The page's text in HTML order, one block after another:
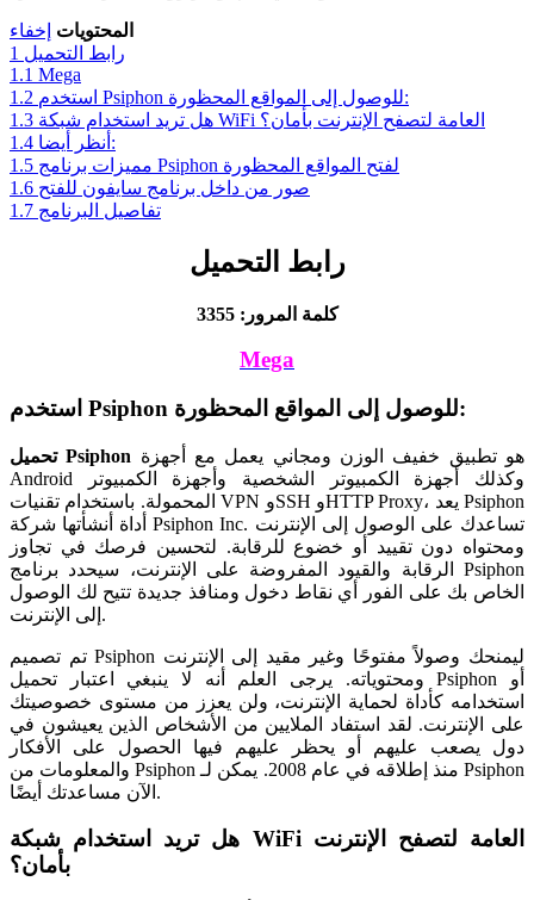
المحتويات إخفاء
1 رابط التحميل
1.1 Mega
1.2
استخدم Psiphon للوصول إلى المواقع المحظورة:
1.3
هل تريد استخدام شبكة WiFi العامة لتصفح الإنترنت بأمان؟
1.4
أنظر أيضا:
1.5
مميزات برنامج Psiphon لفتح المواقع المحظورة
1.6 صور من داخل برنامج سايفون للفتح
1.7 تفاصيل البرنامج
رابط التحميل
كلمة المرور: 3355
Mega
استخدم Psiphon للوصول إلى المواقع المحظورة:
تحميل Psiphon
Android وكذلك أجهزة الكمبيوتر الشخصية وأجهزة الكمبيوتر
المحمولة. باستخدام تقنيات VPN وSSH وHTTP Proxy، يعد Psiphon
أداة أنشأتها شركة Psiphon Inc. تساعدك على الوصول إلى الإنترنت
ومحتواه دون تقييد أو خضوع للرقابة. لتحسين فرصك في تجاوز
الرقابة والقيود المفروضة على الإنترنت، سيحدد برنامج Psiphon
الخاص بك على الفور أي نقاط دخول ومنافذ جديدة تتيح لك الوصول
إلى الإنترنت.
تم تصميم Psiphon ليمنحك وصولاً مفتوحًا وغير مقيد إلى الإنترنت
ومحتوياته. يرجى العلم أنه لا ينبغي اعتبار تحميل Psiphon أو
استخدامه كأداة لحماية الإنترنت، ولن يعزز من مستوى خصوصيتك
على الإنترنت. لقد استفاد الملايين من الأشخاص الذين يعيشون في
دول يصعب عليهم أو يحظر عليهم فيها الحصول على الأفكار
والمعلومات من Psiphon منذ إطلاقه في عام 2008. يمكن لـ Psiphon
الآن مساعدتك أيضًا.
هل تريد استخدام شبكة WiFi العامة لتصفح الإنترنت
بأمان؟